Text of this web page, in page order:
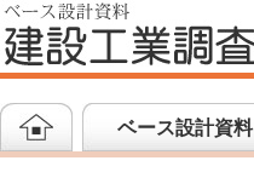
ベース設計資料